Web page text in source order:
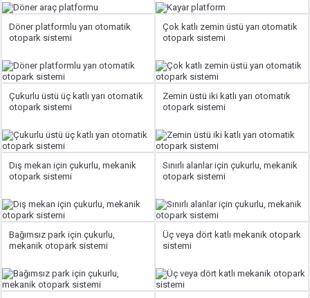
Döner platformlu yarı otomatik
otopark sistemi
Çok katlı zemin üstü yarı otomatik
otopark sistemi
Çukurlu üstü üç katlı yarı otomatik
otopark sistemi
Zemin üstü iki katlı yarı otomatik
otopark sistemi
Dış mekan için çukurlu, mekanik
otopark sistemi
Sınırlı alanlar için çukurlu, mekanik
otopark sistemi
Bağımsız park için çukurlu,
mekanik otopark sistemi
Üç veya dört katlı mekanik otopark
sistemi